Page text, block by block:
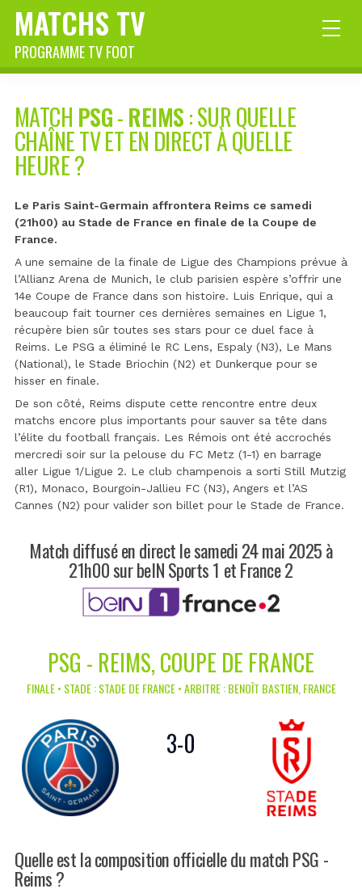
MATCHS TV
PROGRAMME TV FOOT
MATCH PSG-REIMS: SUR QUELLE
CHAÎNE TV ET EN DIRECT À QUELLE
HEURE ?
Le Paris Saint-Germain affrontera Reims ce samedi
(21h00) au Stade de France en finale de la Coupe de
France.
A une semaine de la finale de Ligue des Champions prévue à
l’Allianz Arena de Munich, le club parisien espère s’offrir une
14e Coupe de France dans son histoire. Luis Enrique, qui a
beaucoup fait tourner ces dernières semaines en Ligue 1,
récupère bien sûr toutes ses stars pour ce duel face à
Reims. Le PSG a éliminé le RC Lens, Espaly (N3), Le Mans
(National), le Stade Briochin (N2) et Dunkerque pour se
hisser en finale.
De son côté, Reims dispute cette rencontre entre deux
matchs encore plus importants pour sauver sa tête dans
l’élite du football français. Les Rémois ont été accrochés
mercredi soir sur la pelouse du FC Metz (1-1) en barrage
aller Ligue 1/Ligue 2. Le club champenois a sorti Still Mutzig
(R1), Monaco, Bourgoin-Jallieu FC (N3), Angers et l’AS
Cannes (N2) pour valider son billet pour le Stade de France.
Match diffusé en direct le samedi 24 mai 2025 à
21h00 sur beIN Sports 1 et France 2
PSG - REIMS, COUPE DE FRANCE
FINALE • STADE : STADE DE FRANCE • ARBITRE : BENOÎT BASTIEN, FRANCE
3-0
Quelle est la composition officielle du match PSG -
Reims ?